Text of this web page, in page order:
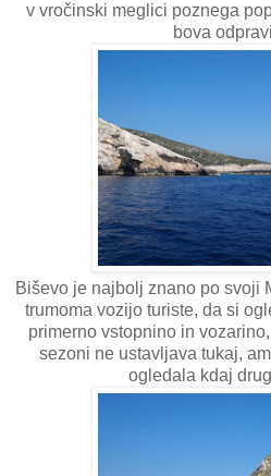
v vročinski meglici poznega
bova
Biševo je najbolj znano po svoji
trumoma vozijo turiste, da si
primerno vstopnino in
sezoni ne ustavljava tukaj,
ogledala kdaj